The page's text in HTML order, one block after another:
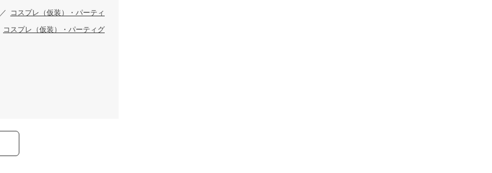
／ コスプレ（仮装）・パーティ
コスプレ（仮装）・パーティグ